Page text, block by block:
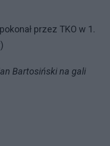
przez TKO w 1.
Bartosiński na gali